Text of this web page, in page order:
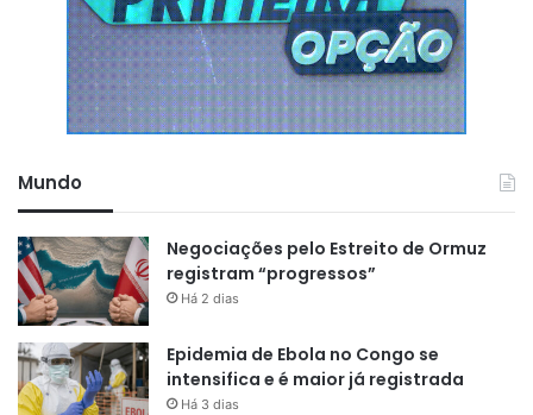
A defesa do militar busca desqualificar o crime, alegando
prisão o policial foi encaminhado para o Centro de
Custódia onde ficará à disposição da justiça.
Reportagem e fotos:Olho de Boto
Mundo
Negociações pelo Estreito de Ormuz
registram “progressos”
Há 2 dias
Epidemia de Ebola no Congo se
intensifica e é maior já registrada
Há 3 dias